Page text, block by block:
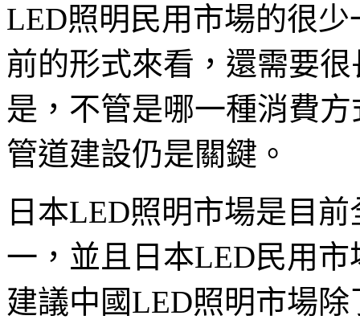
LED照明民用市場的很
前的形式來看，還需要
是，不管是哪一種消費
管道建設仍是關鍵。
日本LED照明市場是目
一，並且日本LED民用
建議中國LED照明市場